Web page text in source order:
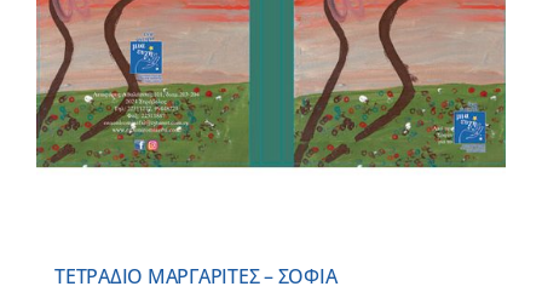
ΤΕΤΡΑΔΙΟ ΜΑΡΓΑΡΙΤΕΣ – ΣΟΦΙΑ